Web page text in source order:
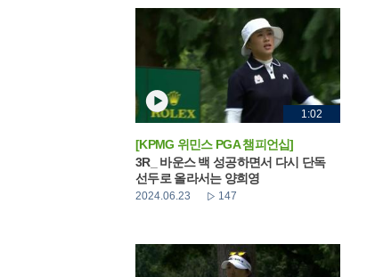
1:02
[KPMG 위민스 PGA 챔피언십]
3R_ 바운스 백 성공하면서 다시 단독
선두로 올라서는 양희영
2024.06.23 147